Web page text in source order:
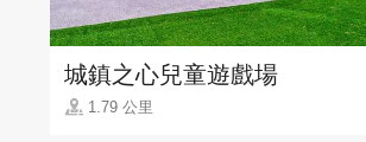
城鎮之心兒童遊戲場
1.79 公里